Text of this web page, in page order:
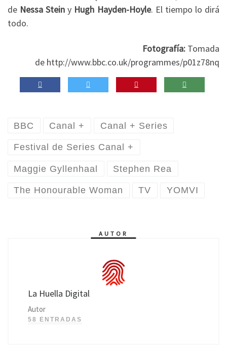
de Nessa Stein y Hugh Hayden-Hoyle. El tiempo lo dirá
todo.
Fotografía: Tomada
de http://www.bbc.co.uk/programmes/p01z78nq
BBC Canal + Canal + Series
Festival de Series Canal +
Maggie Gyllenhaal Stephen Rea
The Honourable Woman TV YOMVI
AUTOR
La Huella Digital
Autor
58 ENTRADAS